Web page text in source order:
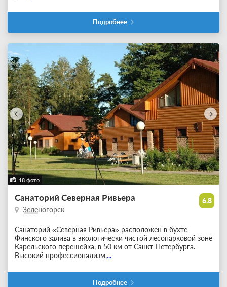
Подробнее
18 фото
6.8
Санаторий Северная Ривьера
Зеленогорск
Санаторий «Северная Ривьера» расположен в бухте
Финского залива в экологически чистой лесопарковой зоне
Карельского перешейка, в 50 км от Санкт-Петербурга.
Высокий профессионализм,...
Подробнее